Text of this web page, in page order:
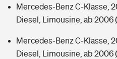
Mercedes-Benz C-Klasse,
Diesel, Limousine, ab 2006
Mercedes-Benz C-Klasse,
Diesel, Limousine, ab 2006